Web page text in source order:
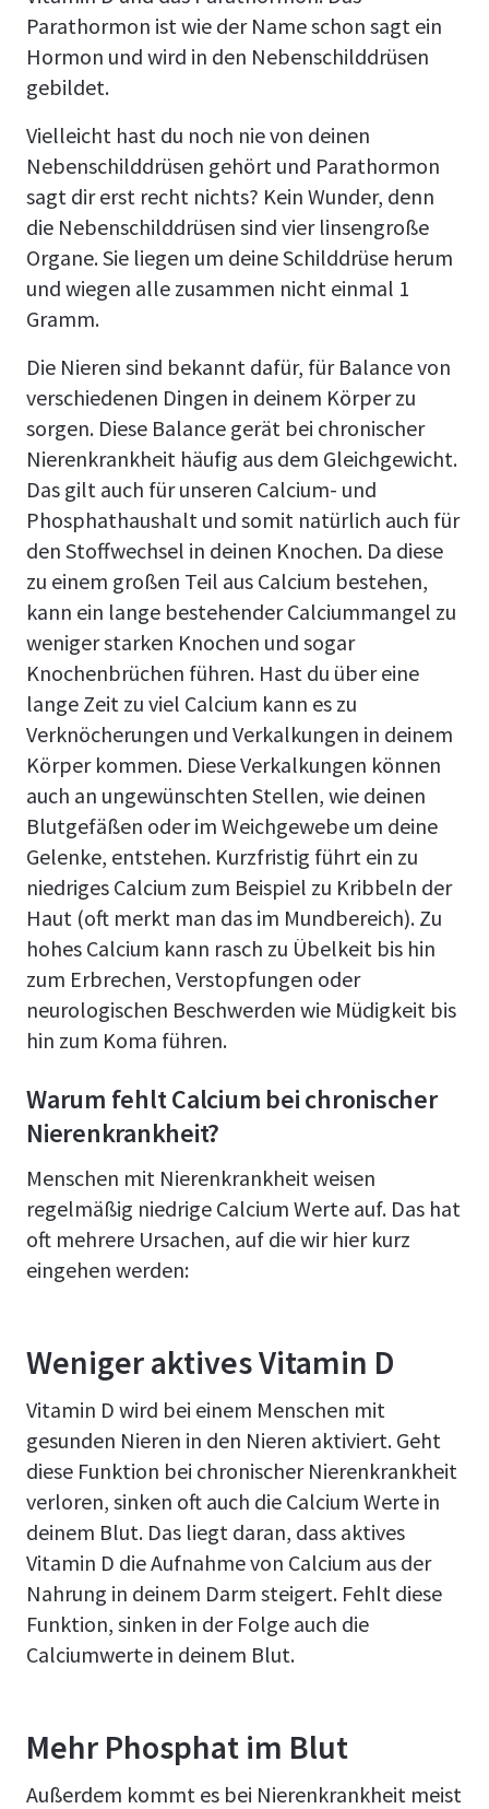
Parathormon ist wie der Name schon sagt ein
Hormon und wird in den Nebenschilddrüsen
gebildet.
Vielleicht hast du noch nie von deinen
Nebenschilddrüsen gehört und Parathormon
sagt dir erst recht nichts? Kein Wunder, denn
die Nebenschilddrüsen sind vier linsengroße
Organe. Sie liegen um deine Schilddrüse herum
und wiegen alle zusammen nicht einmal 1
Gramm.
Die Nieren sind bekannt dafür, für Balance von
verschiedenen Dingen in deinem Körper zu
sorgen. Diese Balance gerät bei chronischer
Nierenkrankheit häufig aus dem Gleichgewicht.
Das gilt auch für unseren Calcium- und
Phosphathaushalt und somit natürlich auch für
den Stoffwechsel in deinen Knochen. Da diese
zu einem großen Teil aus Calcium bestehen,
kann ein lange bestehender Calciummangel zu
weniger starken Knochen und sogar
Knochenbrüchen führen. Hast du über eine
lange Zeit zu viel Calcium kann es zu
Verknöcherungen und Verkalkungen in deinem
Körper kommen. Diese Verkalkungen können
auch an ungewünschten Stellen, wie deinen
Blutgefäßen oder im Weichgewebe um deine
Gelenke, entstehen. Kurzfristig führt ein zu
niedriges Calcium zum Beispiel zu Kribbeln der
Haut (oft merkt man das im Mundbereich). Zu
hohes Calcium kann rasch zu Übelkeit bis hin
zum Erbrechen, Verstopfungen oder
neurologischen Beschwerden wie Müdigkeit bis
hin zum Koma führen.
Warum fehlt Calcium bei chronischer
Nierenkrankheit?
Menschen mit Nierenkrankheit weisen
regelmäßig niedrige Calcium Werte auf. Das hat
oft mehrere Ursachen, auf die wir hier kurz
eingehen werden:
Weniger aktives Vitamin D
Vitamin D wird bei einem Menschen mit
gesunden Nieren in den Nieren aktiviert. Geht
diese Funktion bei chronischer Nierenkrankheit
verloren, sinken oft auch die Calcium Werte in
deinem Blut. Das liegt daran, dass aktives
Vitamin D die Aufnahme von Calcium aus der
Nahrung in deinem Darm steigert. Fehlt diese
Funktion, sinken in der Folge auch die
Calciumwerte in deinem Blut.
Mehr Phosphat im Blut
Außerdem kommt es bei Nierenkrankheit meist